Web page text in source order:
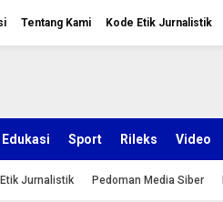
Tentang Kami Kode Etik Jurnalistik
Edukasi Sport Rileks Video
Etik Jurnalistik Pedoman Media Siber